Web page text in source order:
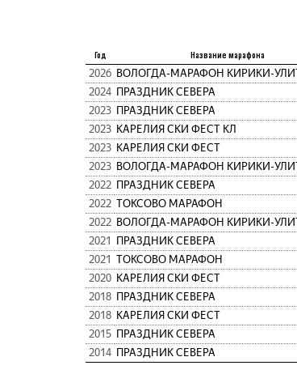
Год Название марафона
2026 ВОЛОГДА-МАРАФОН КИРИКИ-
2024 ПРАЗДНИК СЕВЕРА
2023 ПРАЗДНИК СЕВЕРА
2023 КАРЕЛИЯ СКИ ФЕСТ КЛ
2023 КАРЕЛИЯ СКИ ФЕСТ
2023 ВОЛОГДА-МАРАФОН КИРИКИ-
2022 ПРАЗДНИК СЕВЕРА
2022 ТОКСОВО МАРАФОН
2022 ВОЛОГДА-МАРАФОН КИРИКИ-
2021
ПРАЗДНИК СЕВЕРА
2021 ТОКСОВО МАРАФОН
2020 КАРЕЛИЯ СКИ ФЕСТ
2018 ПРАЗДНИК СЕВЕРА
2018 КАРЕЛИЯ СКИ ФЕСТ
2015 ПРАЗДНИК СЕВЕРА
2014 ПРАЗДНИК СЕВЕРА